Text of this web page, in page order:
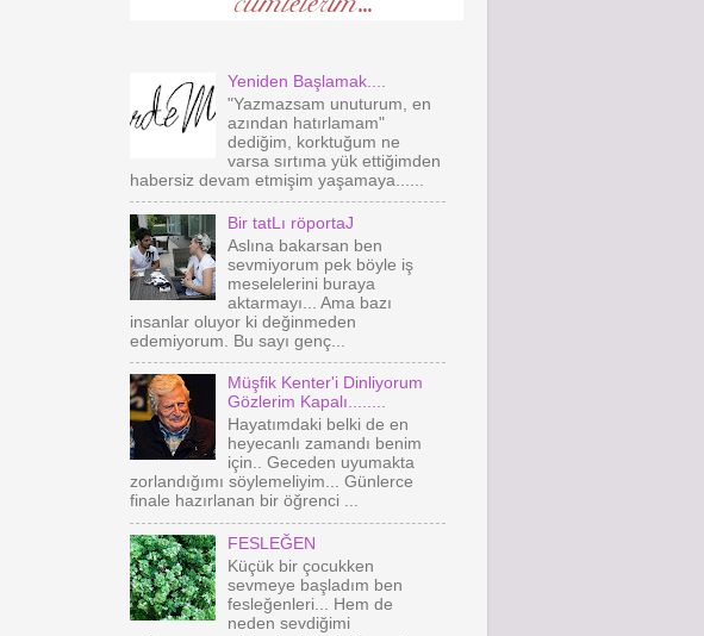
Yeniden Başlamak....
"Yazmazsam unuturum, en
azından hatırlamam"
dediğim, korktuğum ne
varsa sırtıma yük ettiğimden
habersiz devam etmişim yaşamaya......
Bir tatLı röportaJ
Aslına bakarsan ben
sevmiyorum pek böyle iş
meselelerini buraya
aktarmayı... Ama bazı
insanlar oluyor ki değinmeden
edemiyorum. Bu sayı genç...
Müşfik Kenter'i Dinliyorum
Gözlerim Kapalı........
Hayatımdaki belki de en
heyecanlı zamandı benim
için.. Geceden uyumakta
zorlandığımı söylemeliyim... Günlerce
finale hazırlanan bir öğrenci ...
FESLEĞEN
Küçük bir çocukken
sevmeye başladım ben
fesleğenleri... Hem de
neden sevdiğimi